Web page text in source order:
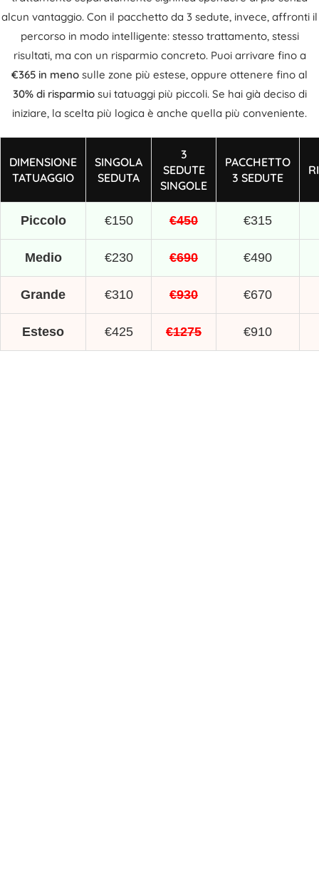
alcun vantaggio. Con il pacchetto da 3 sedute, invece, affronti il
percorso in modo intelligente: stesso trattamento, stessi
risultati, ma con un risparmio concreto. Puoi arrivare fino a
€365 in meno sulle zone più estese, oppure ottenere fino al
30% di risparmiosui tatuaggi più piccoli. Se hai già deciso di
iniziare, la scelta più logica è anche quella più conveniente.
DIMENSIONE
TATUAGGIO
SINGOLA
SEDUTA
3
SEDUTE
SINGOLE
PACCHETTO
3 SEDUTE
Piccolo €150 €450 €315
Medio €230 €690 €490
Grande €310 €930 €670
Esteso €425 €1275 €910